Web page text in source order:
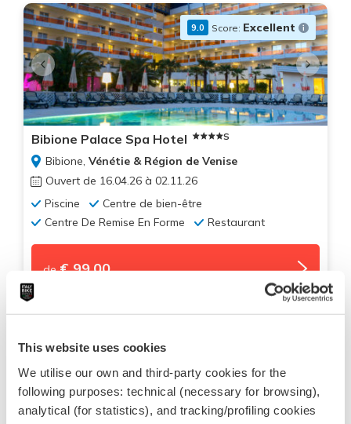
This website uses cookies
We utilise our own and third-party cookies for the
following purposes: technical (necessary for browsing),
analytical (for statistics), and tracking/profiling cookies
9.0 Score: Excellent
Bibione Palace Spa Hotel S
Bibione, Vénétie & Région de Venise
Ouvert de 16.04.26 à 02.11.26
Piscine
Centre de bien-être
Centre De Remise En Forme
Restaurant
de€ 99,00